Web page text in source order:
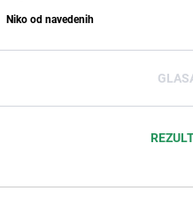
Niko od navedenih